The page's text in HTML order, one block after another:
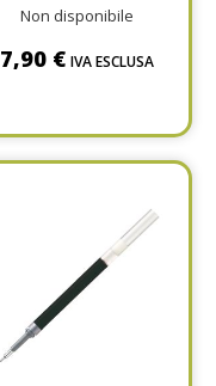
Non disponibile
7,90 € IVA ESCLUSA